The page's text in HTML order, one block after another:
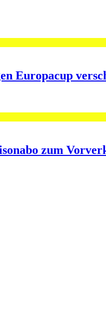
Europacup
zum